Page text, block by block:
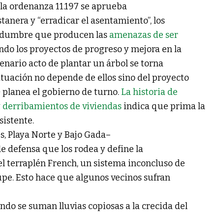
ordenanza 11.197 se aprueba
y “erradicar el asentamiento”, los
que producen las amenazas de ser
los proyectos de progreso y mejora en la
acto de plantar un árbol se torna
no depende de ellos sino del proyecto
el gobierno de turno. La historia de
derribamientos de viviendas indica que prima la
Playa Norte y Bajo Gada–
defensa que los rodea y define la
terraplén French, un sistema inconcluso de
Esto hace que algunos vecinos sufran
se suman lluvias copiosas a la crecida del